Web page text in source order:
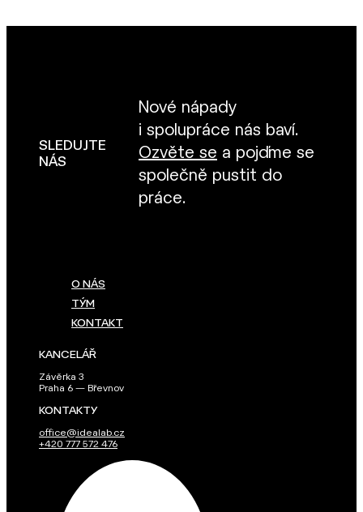
SLEDUJTE
NÁS
Nové nápady
i spolupráce nás baví.
Ozvěte se a pojďme se
společně pustit do
práce.
O NÁS
TÝM
KONTAKT
KANCELÁŘ
Závěrka 3
Praha 6 — Břevnov
KONTAKTY
office@idealab.cz
+420 777 572 476